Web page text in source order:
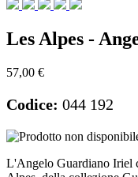
Les Alpes -
57,00 €
Codice: 044 192
L'Angelo Guardiano Iriel